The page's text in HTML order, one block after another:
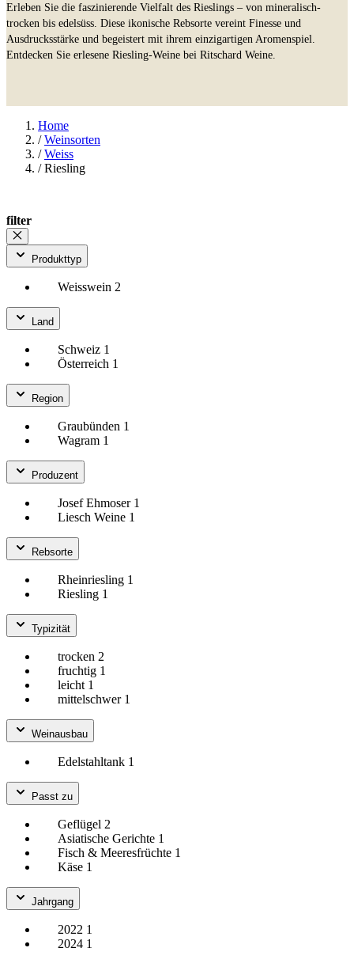
Erleben Sie die faszinierende Vielfalt des Rieslings – von mineralisch-
trocken bis edelsüss. Diese ikonische Rebsorte vereint Finesse und
Ausdrucksstärke und begeistert mit ihrem einzigartigen Aromenspiel.
Entdecken Sie erlesene Riesling-Weine bei Ritschard Weine.
Home
/ Weinsorten
/ Weiss
/ Riesling
filter
Produkttyp
Weisswein 2
Land
Schweiz 1
Österreich 1
Region
Graubünden 1
Wagram 1
Produzent
Josef Ehmoser 1
Liesch Weine 1
Rebsorte
Rheinriesling 1
Riesling 1
Typizität
trocken 2
fruchtig 1
leicht 1
mittelschwer 1
Weinausbau
Edelstahltank 1
Passt zu
Geflügel 2
Asiatische Gerichte 1
Fisch & Meeresfrüchte 1
Käse 1
Jahrgang
2022 1
2024 1